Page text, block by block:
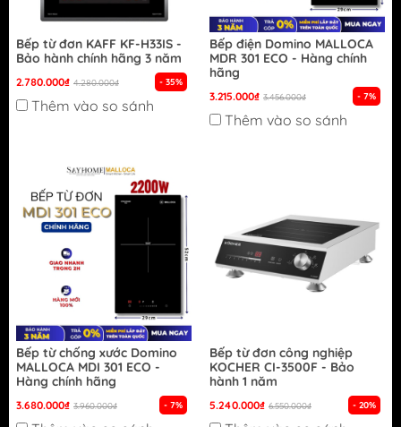
Bếp từ đơn KAFF KF-H33IS -
Bảo hành chính hãng 3 năm
2.780.000₫ 4.280.000₫ - 35%
Thêm vào so sánh
Bếp điện Domino MALLOCA
MDR 301 ECO - Hàng chính
hãng
3.215.000₫ 3.456.000₫ - 7%
Thêm vào so sánh
Bếp từ chống xước Domino
MALLOCA MDI 301 ECO -
Hàng chính hãng
3.680.000₫ 3.960.000₫ - 7%
Bếp từ đơn công nghiệp
KOCHER CI-3500F - Bảo
hành 1 năm
5.240.000₫ 6.550.000₫ - 20%